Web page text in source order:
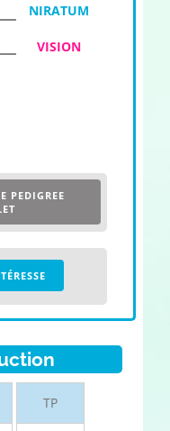
NIRATUM
VISION
PEDIGREE
TP